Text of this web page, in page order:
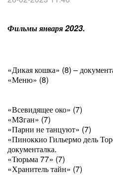
Фильмы января 2023.
«Дикая кошка» (8) –
«Меню» (8)
«Всевидящее око» (7)
«М3ган» (7)
«Парни не танцуют» (7)
«Пиноккио Гильермо дель
документалка.
«Тюрьма 77» (7)
«Хранитель тайн» (7)